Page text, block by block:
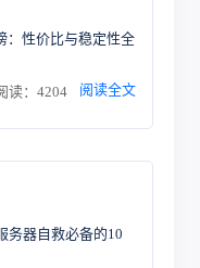
：性价比与稳定性全
读：4204 阅读全文
务器自救必备的10